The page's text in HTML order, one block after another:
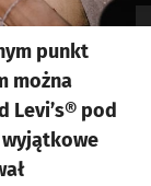
punkt
można
Levi’s® pod